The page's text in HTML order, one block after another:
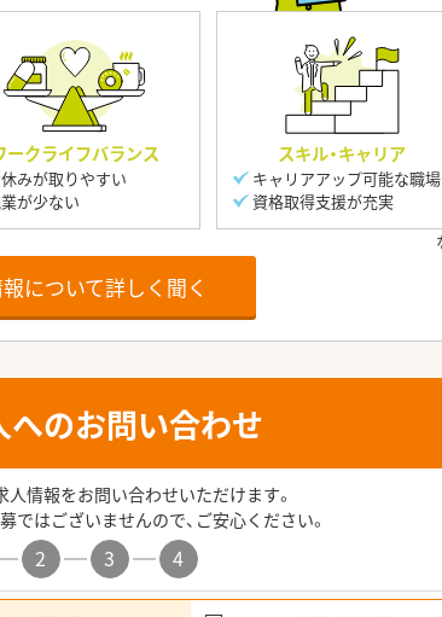
ークライフバランス
みが取りやすい
が少ない
スキル・キャリア
キャリアアップ可能な職場
資格取得支援が充実
について詳しく聞く
へのお問い合わせ
人情報をお問い合わせいただけます。
ではございませんので、ご安心ください。
2 3 4